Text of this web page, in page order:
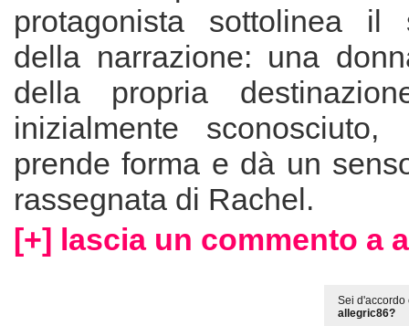
protagonista sottolinea il
della narrazione: una
della propria
inizialmente
prende forma e dà un
rassegnata di Rachel.
[+] lascia un commento a
Sei d'accordo
allegric86?